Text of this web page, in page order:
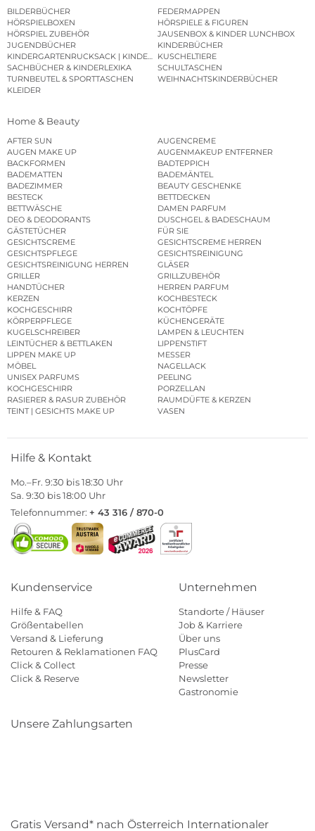
BILDERBÜCHER
FEDERMAPPEN
HÖRSPIELBOXEN
HÖRSPIELE & FIGUREN
HÖRSPIEL ZUBEHÖR
JAUSENBOX & KINDER LUNCHBOX
JUGENDBÜCHER
KINDERBÜCHER
KINDERGARTENRUCKSACK | KINDERGARTENBEUTEL
KUSCHELTIERE
SACHBÜCHER & KINDERLEXIKA
SCHULTASCHEN
TURNBEUTEL & SPORTTASCHEN
WEIHNACHTSKINDERBÜCHER
KLEIDER
Home & Beauty
AFTER SUN
AUGENCREME
AUGEN MAKE UP
AUGENMAKEUP ENTFERNER
BACKFORMEN
BADTEPPICH
BADEMATTEN
BADEMÄNTEL
BADEZIMMER
BEAUTY GESCHENKE
BESTECK
BETTDECKEN
BETTWÄSCHE
DAMEN PARFUM
DEO & DEODORANTS
DUSCHGEL & BADESCHAUM
GÄSTETÜCHER
FÜR SIE
GESICHTSCREME
GESICHTSCREME HERREN
GESICHTSPFLEGE
GESICHTSREINIGUNG
GESICHTSREINIGUNG HERREN
GLÄSER
GRILLER
GRILLZUBEHÖR
HANDTÜCHER
HERREN PARFUM
KERZEN
KOCHBESTECK
KOCHGESCHIRR
KOCHTÖPFE
KÖRPERPFLEGE
KÜCHENGERÄTE
KUGELSCHREIBER
LAMPEN & LEUCHTEN
LEINTÜCHER & BETTLAKEN
LIPPENSTIFT
LIPPEN MAKE UP
MESSER
MÖBEL
NAGELLACK
UNISEX PARFUMS
PEELING
KOCHGESCHIRR
PORZELLAN
RASIERER & RASUR ZUBEHÖR
RAUMDÜFTE & KERZEN
TEINT | GESICHTS MAKE UP
VASEN
Hilfe & Kontakt
Mo.–Fr. 9:30 bis 18:30 Uhr
Sa. 9:30 bis 18:00 Uhr
Telefonnummer: + 43 316 / 870-0
Kundenservice
Hilfe & FAQ
Größentabellen
Versand & Lieferung
Retouren & Reklamationen FAQ
Click & Collect
Click & Reserve
Unternehmen
Standorte / Häuser
Job & Karriere
Über uns
PlusCard
Presse
Newsletter
Gastronomie
Unsere Zahlungsarten
Gratis Versand* nach Österreich Internationaler